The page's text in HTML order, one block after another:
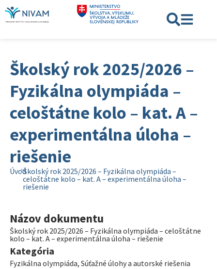
Školský rok 2025/2026 –
Fyzikálna olympiáda –
celoštátne kolo – kat. A –
experimentálna úloha –
riešenie
ÚvodŠkolský rok 2025/2026 – Fyzikálna olympiáda –
celoštátne kolo – kat. A – experimentálna úloha –
riešenie
Názov dokumentu
Školský rok 2025/2026 – Fyzikálna olympiáda – celoštátne
kolo – kat. A – experimentálna úloha – riešenie
Kategória
Fyzikálna olympiáda, Súťažné úlohy a autorské riešenia